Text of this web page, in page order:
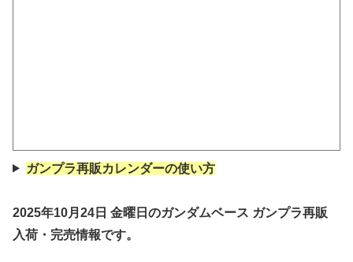
ガンプラ再販カレンダーの使い方
2025年10月24日 金曜 日 のガンダムベース ガンプラ再販
入荷・完売情報です。